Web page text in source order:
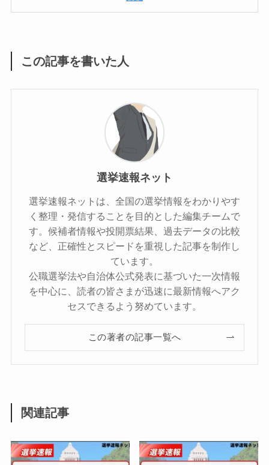
この記事を書いた人
選挙速報ネット
選挙速報ネットは、全国の選挙情報をわかりやす
く整理・発信することを目的とした編集チームで
す。候補者情報や投開票結果、過去データの比較
など、正確性とスピードを重視した記事を制作し
ています。
公職選挙法や自治体公式発表に基づいた一次情報
を中心に、読者の皆さまが迅速に最新情報へアク
セスできるよう努めています。
この著者の記事一覧へ
関連記事